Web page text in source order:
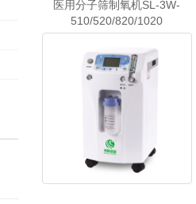
医用分子筛制氧机SL-3W-
510/520/820/1020